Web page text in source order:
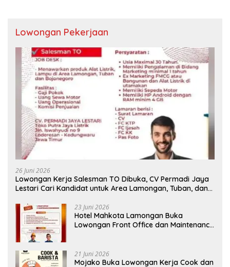
Lowongan Pekerjaan
26 Juni 2026
Lowongan Kerja Salesman TO Dibuka, CV Permadi Jaya
Lestari Cari Kandidat untuk Area Lamongan, Tuban, dan
23 Juni 2026
Hotel Mahkota Lamongan Buka
Lowongan Front Office dan Maintenance
21 Juni 2026
Mojako Buka Lowongan Kerja Cook dan